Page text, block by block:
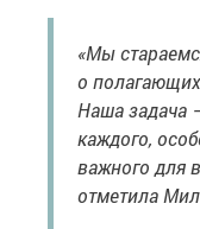
«Мы
о
Наша задача
каждого,
важного для
отметила